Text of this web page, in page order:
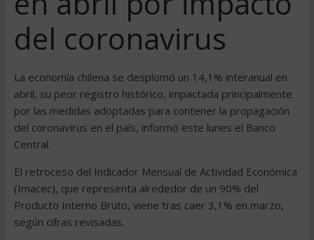
del coronavirus
La economía chilena se desplomó un 14,1% interanual en
abril, su peor registro histórico, impactada principalmente
por las medidas adoptadas para contener la propagación
del coronavirus en el país, informó este lunes el Banco
Central.
El retroceso del Indicador Mensual de Actividad Económica
(Imacec), que representa alrededor de un 90% del
Producto Interno Bruto, viene tras caer 3,1% en marzo,
según cifras revisadas.